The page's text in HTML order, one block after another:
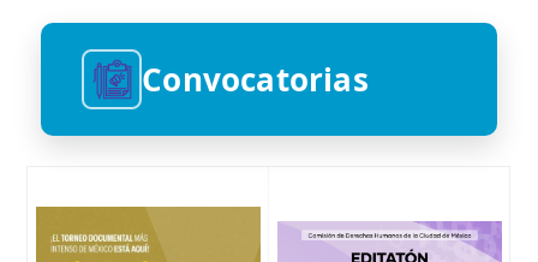
Convocatorias